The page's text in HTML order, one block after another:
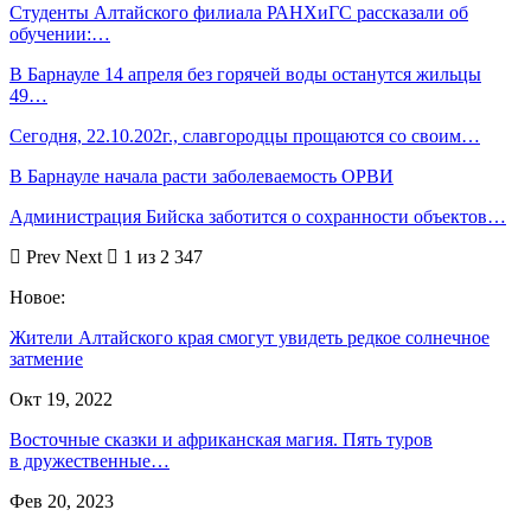
Студенты Алтайского филиала РАНХиГС рассказали об
обучении:…
В Барнауле 14 апреля без горячей воды останутся жильцы
49…
Сегодня, 22.10.202г., славгородцы прощаются со своим…
В Барнауле начала расти заболеваемость ОРВИ
Администрация Бийска заботится о сохранности объектов…
Prev Next
1 из 2 347
Новое:
Жители Алтайского края смогут увидеть редкое солнечное
затмение
Окт 19, 2022
Восточные сказки и африканская магия. Пять туров
в дружественные…
Фев 20, 2023